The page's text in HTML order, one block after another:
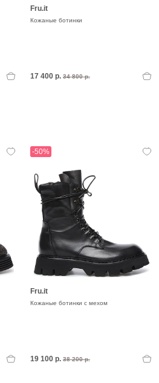
Fru.it
Кожаные ботинки
17 400 р. 34 800 р.
-50%
Fru.it
Кожаные ботинки с мехом
19 100 р. 38 200 р.